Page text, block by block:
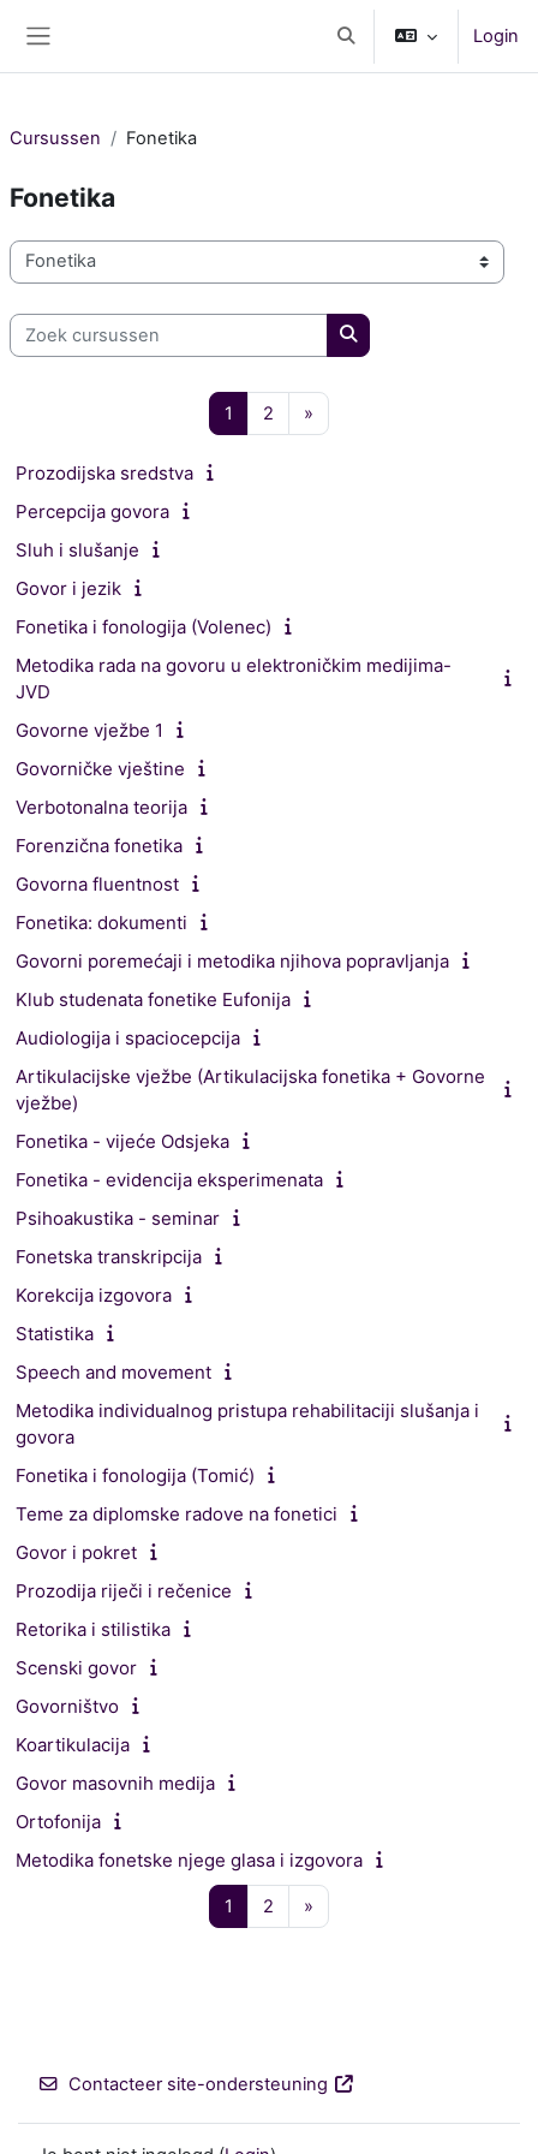
Schakel zoek invoer
Login
Cursussen Fonetika
Fonetika
Cursuscategorieën
Zoek cursussen
Zoek cursussen
1 Pagina 1
2 Pagina 2
»
Prozodijska sredstva
Percepcija govora
Sluh i slušanje
Govor i jezik
Fonetika i fonologija (Volenec)
Metodika rada na govoru u elektroničkim medijima-
JVD
Govorne vježbe 1
Govorničke vještine
Verbotonalna teorija
Forenzična fonetika
Govorna fluentnost
Fonetika: dokumenti
Govorni poremećaji i metodika njihova popravljanja
Klub studenata fonetike Eufonija
Audiologija i spaciocepcija
Artikulacijske vježbe (Artikulacijska fonetika + Govorne
vježbe)
Fonetika - vijeće Odsjeka
Fonetika - evidencija eksperimenata
Psihoakustika - seminar
Fonetska transkripcija
Korekcija izgovora
Statistika
Speech and movement
Metodika individualnog pristupa rehabilitaciji slušanja i
govora
Fonetika i fonologija (Tomić)
Teme za diplomske radove na fonetici
Govor i pokret
Prozodija riječi i rečenice
Retorika i stilistika
Scenski govor
Govorništvo
Koartikulacija
Govor masovnih medija
Ortofonija
Metodika fonetske njege glasa i izgovora
1 Pagina 1
2 Pagina 2
»
Contacteer site-ondersteuning